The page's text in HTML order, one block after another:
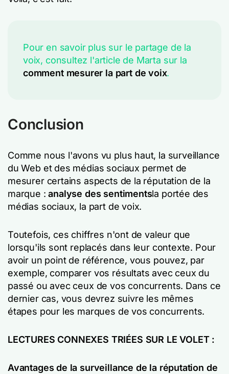
Pour en savoir plus sur le partage de la
voix, consultez l'article de Marta sur la
comment mesurer la part de voix.
Conclusion
Comme nous l'avons vu plus haut, la surveillance
du Web et des médias sociaux permet de
mesurer certains aspects de la réputation de la
marque :analyse des sentimentsla portée des
médias sociaux, la part de voix.
Toutefois, ces chiffres n'ont de valeur que
lorsqu'ils sont replacés dans leur contexte. Pour
avoir un point de référence, vous pouvez, par
exemple, comparer vos résultats avec ceux du
passé ou avec ceux de vos concurrents. Dans ce
dernier cas, vous devrez suivre les mêmes
étapes pour les marques de vos concurrents.
LECTURES CONNEXES TRIÉES SUR LE VOLET :
Avantages de la surveillance de la réputation de